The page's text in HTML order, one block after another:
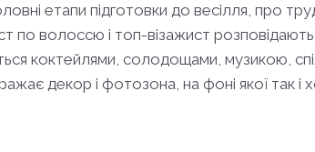
етапи підготовки до весілля, про
волоссю і топ-візажист розповідають
коктейлями, солодощами, музикою,
декор і фотозона, на фоні якої так